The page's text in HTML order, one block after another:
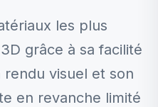
les plus
grâce à sa facilité
rendu visuel et son
en revanche limité